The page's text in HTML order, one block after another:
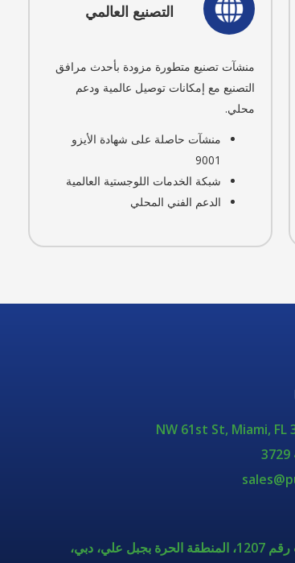
التصنيع العالمي
منشآت تصنيع متطورة مزودة بأحدث مرافق
التصنيع مع إمكانات توصيل عالمية ودعم
محلي.
منشآت حاصلة على شهادة الأيزو
9001
شبكة الخدمات اللوجستية العالمية
الدعم الفني المحلي
LB19-مكتب رقم 1207، المنطقة الحرة بجبل علي، دبي،